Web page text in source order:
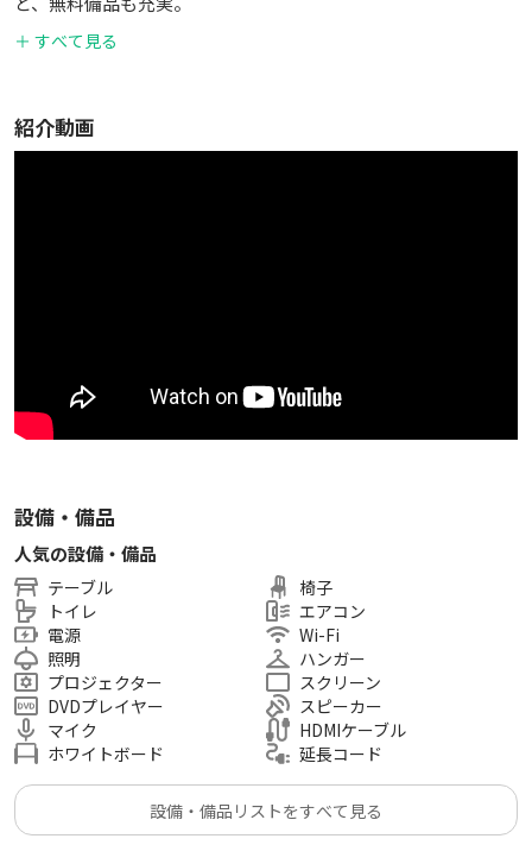
ご見学も随時承っておりますので、お気軽にお問合せ下さい。
ります。
～～～～～～～～～～～～～～～～～～～～～～～～～～～～
～～～～～～～
～～～～～～～～～～～～～～～～～～～～～～～～～～～～
～～～～～～～
★ビルの開放時間について
夜間利用（18時以降）の場合、ビル1Fの開放時間にご注意下
さい。
・正面扉 5：45～21：30（平日・土日祝ともに）
・裏側通用口 6：00～22：00（平日・土日祝ともに）
※開放時間外になると、ビル外からビル内へ入ることができ
※開放時間外の入館は、都度、イベント主催者様が
ビル内側から扉を開けて頂くようお願い致します。
＋ すべて見る
紹介動画
設備・備品
人気の設備・備品
テーブル
トイレ
電源
照明
プロジェクター
DVDプレイヤー
マイク
ホワイトボード
椅子
エアコン
Wi-Fi
ハンガー
スクリーン
スピーカー
HDMIケーブル
延長コード
設備・備品リストをすべて見る